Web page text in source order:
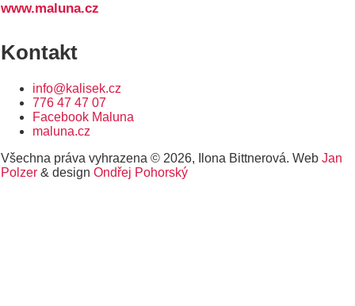
www.maluna.cz
Kontakt
info@kalisek.cz
776 47 47 07
Facebook Maluna
maluna.cz
Všechna práva vyhrazena © 2026, Ilona Bittnerová. Web Jan
Polzer & design Ondřej Pohorský